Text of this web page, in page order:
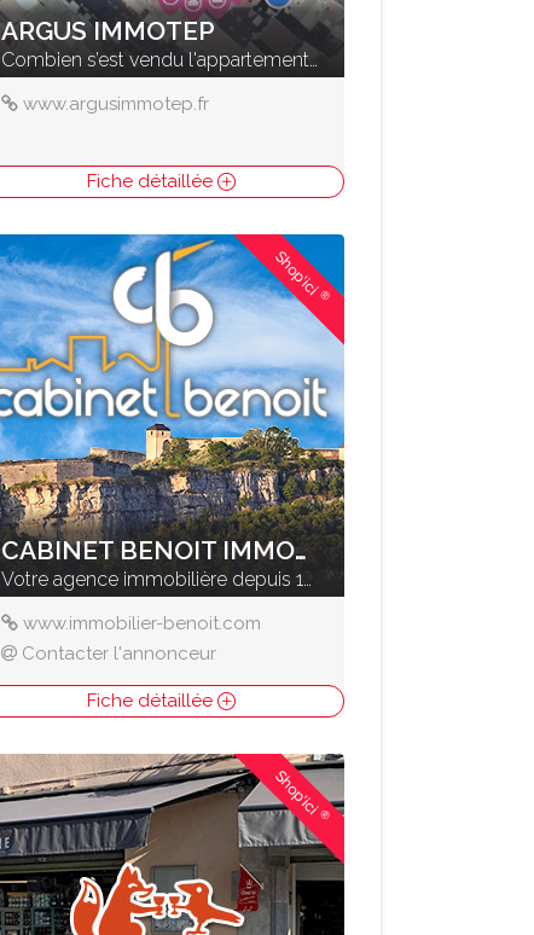
ARGUS IMMOTEP
Combien s’est vendu l'appartement d'à coté ?
www.argusimmotep.fr
Fiche détaillée
Shop'ici®
CABINET BENOIT IMMOBILIER
Votre agence immobilière depuis 1961
www.immobilier-benoit.com
Contacter l'annonceur
Fiche détaillée
Shop'ici®